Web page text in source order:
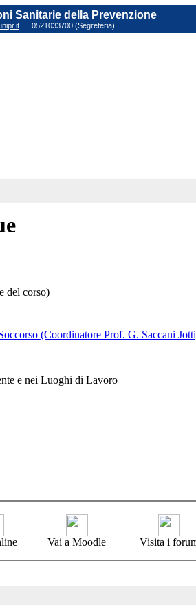
Sanitarie della Prevenzione
0521033700 (Segreteria)
del corso)
(Coordinatore Prof. G. Saccani
e nei Luoghi di Lavoro
Vai a Moodle Visita i